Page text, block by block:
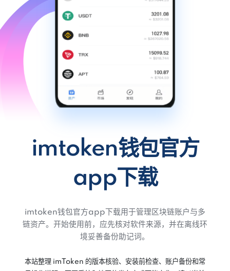
imtoken钱包官方
app下载
imtoken钱包官方app下载用于管理区块链账户与多
链资产。开始使用前，应先核对软件来源，并在离线环
境妥善备份助记词。
本站整理 imToken 的版本核验、安装前检查、账户备份和常